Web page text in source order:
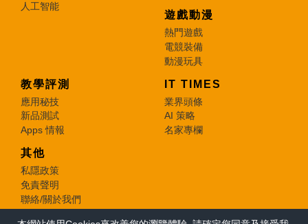
人工智能
遊戲動漫
熱門遊戲
電競裝備
動漫玩具
教學評測
應用秘技
新品測試
Apps 情報
IT TIMES
業界頭條
AI 策略
名家專欄
其他
私隱政策
免責聲明
聯絡/關於我們